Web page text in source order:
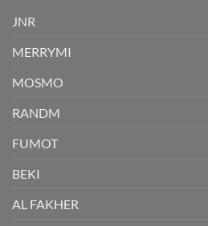
JNR
MERRYMI
MOSMO
RANDM
FUMOT
BEKI
AL FAKHER